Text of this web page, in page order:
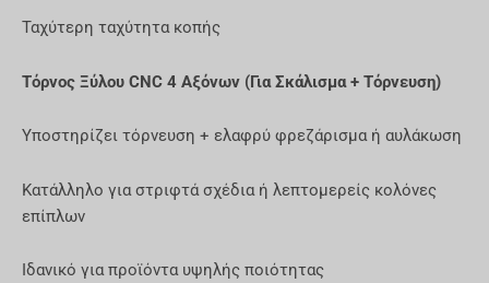
Ταχύτερη ταχύτητα κοπής
Τόρνος Ξύλου CNC 4 Αξόνων (Για Σκάλισμα + Τόρνευση)
Υποστηρίζει τόρνευση + ελαφρύ φρεζάρισμα ή αυλάκωση
Κατάλληλο για στριφτά σχέδια ή λεπτομερείς κολόνες
επίπλων
Ιδανικό για προϊόντα υψηλής ποιότητας